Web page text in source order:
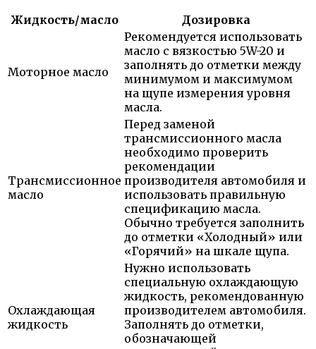
Жидкость/масло
Дозировка
Моторное масло
Рекомендуется использовать
масло с вязкостью 5W-20 и
заполнять до отметки между
минимумом и максимумом
на щупе измерения уровня
масла.
Трансмиссионное
масло
Перед заменой
трансмиссионного масла
необходимо проверить
рекомендации
производителя автомобиля и
использовать правильную
спецификацию масла.
Обычно требуется заполнить
до отметки «Холодный» или
«Горячий» на шкале щупа.
Охлаждающая
жидкость
Нужно использовать
специальную охлаждающую
жидкость, рекомендованную
производителем автомобиля.
Заполнять до отметки,
обозначающей